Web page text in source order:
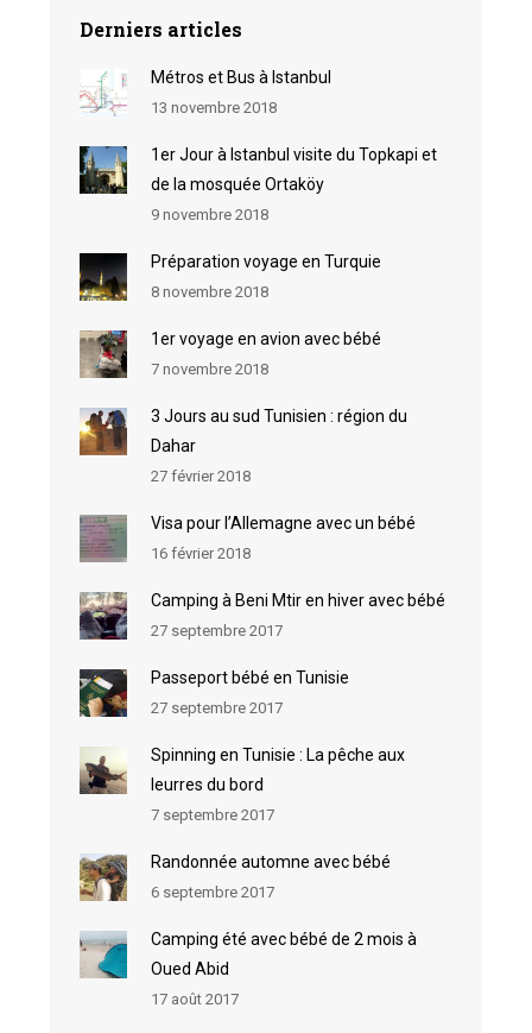
Derniers articles
Métros et Bus à Istanbul
13 novembre 2018
1er Jour à Istanbul visite du Topkapi et
de la mosquée Ortaköy
9 novembre 2018
Préparation voyage en Turquie
8 novembre 2018
1er voyage en avion avec bébé
7 novembre 2018
3 Jours au sud Tunisien : région du
Dahar
27 février 2018
Visa pour l’Allemagne avec un bébé
16 février 2018
Camping à Beni Mtir en hiver avec bébé
27 septembre 2017
Passeport bébé en Tunisie
27 septembre 2017
Spinning en Tunisie : La pêche aux
leurres du bord
7 septembre 2017
Randonnée automne avec bébé
6 septembre 2017
Camping été avec bébé de 2 mois à
Oued Abid
17 août 2017